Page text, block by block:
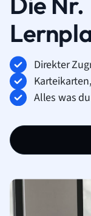
Direkter
Alles was